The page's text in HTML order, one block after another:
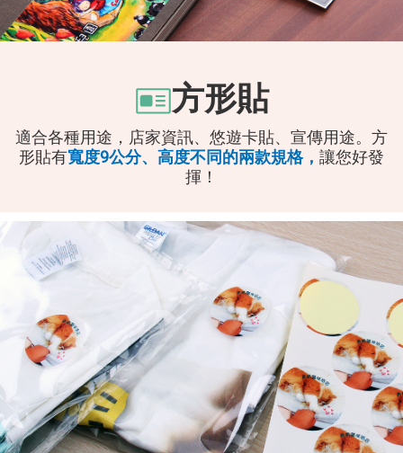
方形貼
適合各種用途，店家資訊、悠遊卡貼、宣傳用途。 方
形貼有寬度9公分、高度不同的兩款規格， 讓您好發
揮！